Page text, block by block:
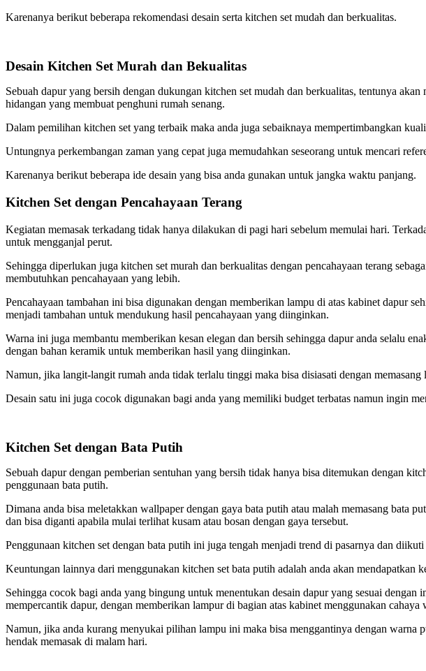
Karenanya berikut beberapa rekomendasi desain serta kitchen set mudah dan berkualitas.
Desain Kitchen Set Murah dan Bekualitas
Sebuah dapur yang bersih dengan dukungan kitchen set mudah dan berkualitas, tentunya
hidangan yang membuat penghuni rumah senang.
Dalam pemilihan kitchen set yang terbaik maka anda juga sebaiknaya mempertimbangkan
Untungnya perkembangan zaman yang cepat juga memudahkan seseorang untuk mencari
Karenanya berikut beberapa ide desain yang bisa anda gunakan untuk jangka waktu panjang.
Kitchen Set dengan Pencahayaan Terang
Kegiatan memasak terkadang tidak hanya dilakukan di pagi hari sebelum memulai hari.
untuk mengganjal perut.
Sehingga diperlukan juga kitchen set murah dan berkualitas dengan pencahayaan terang
membutuhkan pencahayaan yang lebih.
Pencahayaan tambahan ini bisa digunakan dengan memberikan lampu di atas kabinet dapur
menjadi tambahan untuk mendukung hasil pencahayaan yang diinginkan.
Warna ini juga membantu memberikan kesan elegan dan bersih sehingga dapur anda selalu
dengan bahan keramik untuk memberikan hasil yang diinginkan.
Namun, jika langit-langit rumah anda tidak terlalu tinggi maka bisa disiasati dengan
Desain satu ini juga cocok digunakan bagi anda yang memiliki budget terbatas namun ingin
Kitchen Set dengan Bata Putih
Sebuah dapur dengan pemberian sentuhan yang bersih tidak hanya bisa ditemukan dengan
penggunaan bata putih.
Dimana anda bisa meletakkan wallpaper dengan gaya bata putih atau malah memasang bata
dan bisa diganti apabila mulai terlihat kusam atau bosan dengan gaya tersebut.
Penggunaan kitchen set dengan bata putih ini juga tengah menjadi trend di pasarnya dan
Keuntungan lainnya dari menggunakan kitchen set bata putih adalah anda akan mendapatkan
Sehingga cocok bagi anda yang bingung untuk menentukan desain dapur yang sesuai
mempercantik dapur, dengan memberikan lampur di bagian atas kabinet menggunakan
Namun, jika anda kurang menyukai pilihan lampu ini maka bisa menggantinya dengan warna
hendak memasak di malam hari.